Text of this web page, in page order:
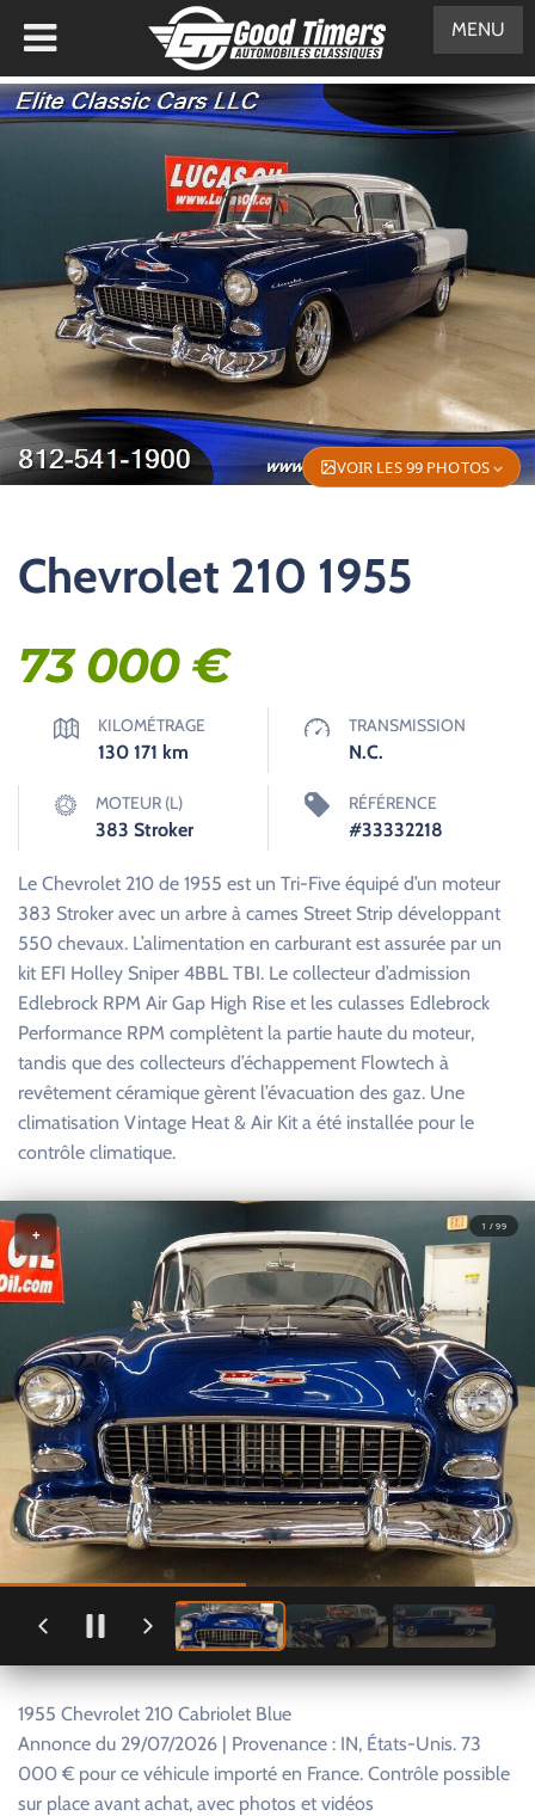
VOIR LES 99 PHOTOS
Chevrolet 210 1955
73 000€
KILOMÉTRAGE
130 171 km
TRANSMISSION
N.C.
MOTEUR (L)
383 Stroker
RÉFÉRENCE
#33332218
Le Chevrolet 210 de 1955 est un Tri-Five équipé d’un moteur
383 Stroker avec un arbre à cames Street Strip développant
550 chevaux. L’alimentation en carburant est assurée par un
kit EFI Holley Sniper 4BBL TBI. Le collecteur d’admission
Edlebrock RPM Air Gap High Rise et les culasses Edlebrock
Performance RPM complètent la partie haute du moteur,
tandis que des collecteurs d’échappement Flowtech à
revêtement céramique gèrent l’évacuation des gaz. Une
climatisation Vintage Heat & Air Kit a été installée pour le
contrôle climatique.
1 / 99
+
1955 Chevrolet 210 Cabriolet Blue
Annonce du 29/07/2026 | Provenance : IN, États-Unis. 73
000 € pour ce véhicule importé en France. Contrôle possible
sur place avant achat, avec photos et vidéos
MENU